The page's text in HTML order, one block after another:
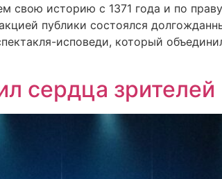
свою историю с 1371 года и по
публики состоялся
исповеди, который
сердца